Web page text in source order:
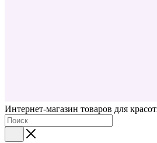
Интернет-магазин товаров для